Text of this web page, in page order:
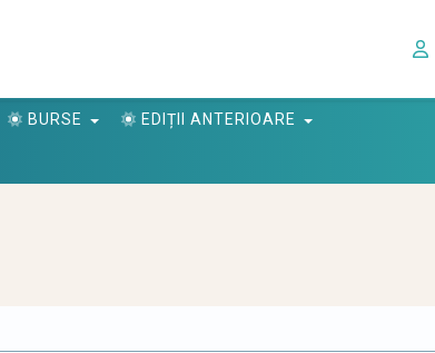
BURSE EDIȚII ANTERIOARE